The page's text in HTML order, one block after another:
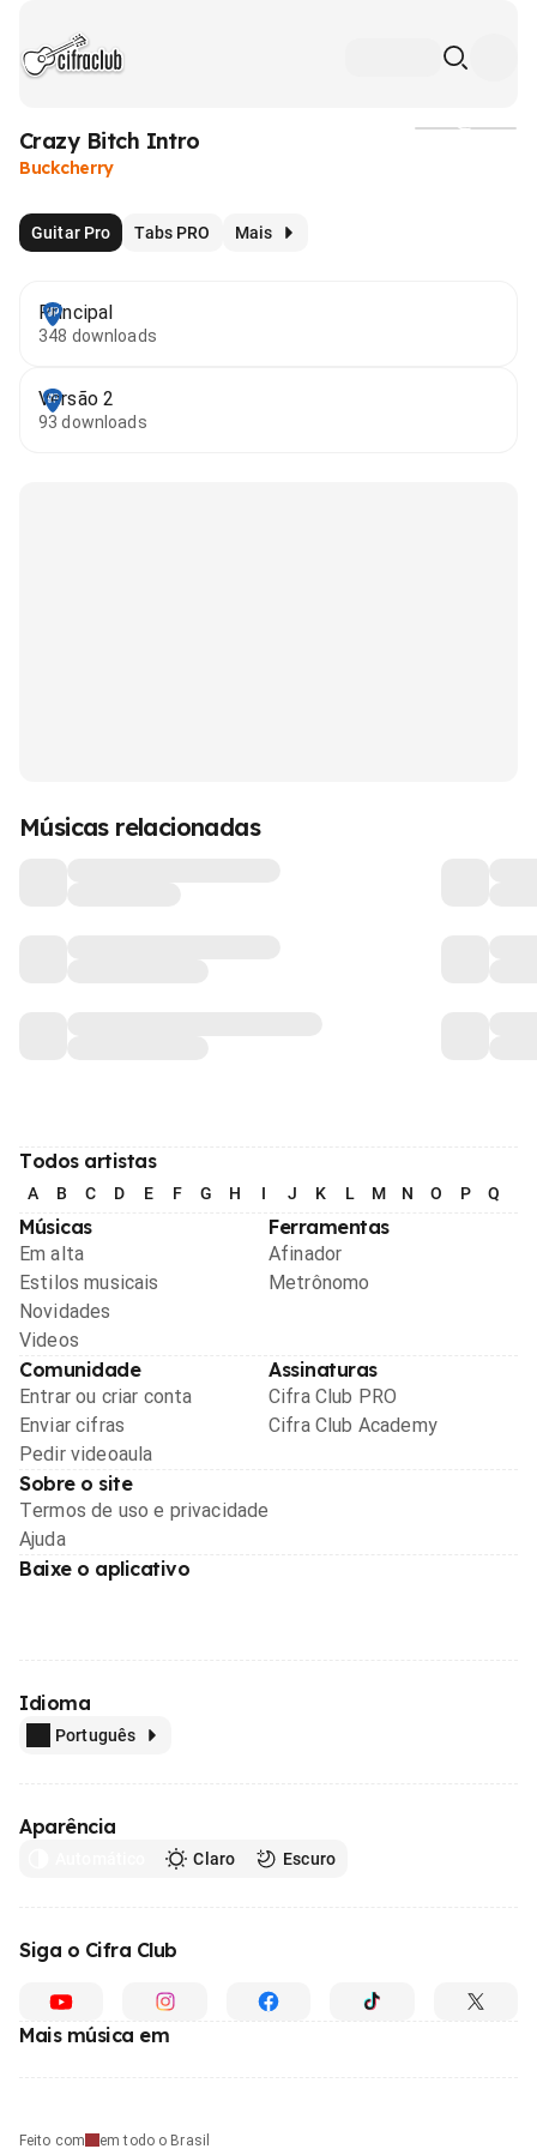
Crazy Bitch Intro
Buckcherry
Guitar Pro Tabs PRO Mais
Principal
348 downloads
Versão 2
93 downloads
Músicas relacionadas
Todos artistas
A B C D E F G H I J K L M N O P Q
Músicas
Em alta
Estilos musicais
Novidades
Videos
Ferramentas
Afinador
Metrônomo
Comunidade
Entrar ou criar conta
Enviar cifras
Pedir videoaula
Assinaturas
Cifra Club PRO
Cifra Club Academy
Sobre o site
Termos de uso e privacidade
Ajuda
Baixe o aplicativo
Idioma
Português
Aparência
Claro Escuro
Siga o Cifra Club
Mais música em
Feito com em todo o Brasil